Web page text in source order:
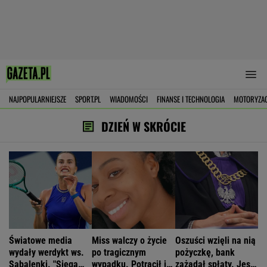
NAJPOPULARNIEJSZE SPORT.PL WIADOMOŚCI FINANSE I TECHNOLOGIA
DZIEŃ W SKRÓCIE
Światowe media
wydały werdykt ws.
Sabalenki. "Sięga
Miss walczy o życie
po tragicznym
wypadku. Potrącił ją
Oszuści wzięli na nią
pożyczkę, bank
zażądał spłaty. Jest